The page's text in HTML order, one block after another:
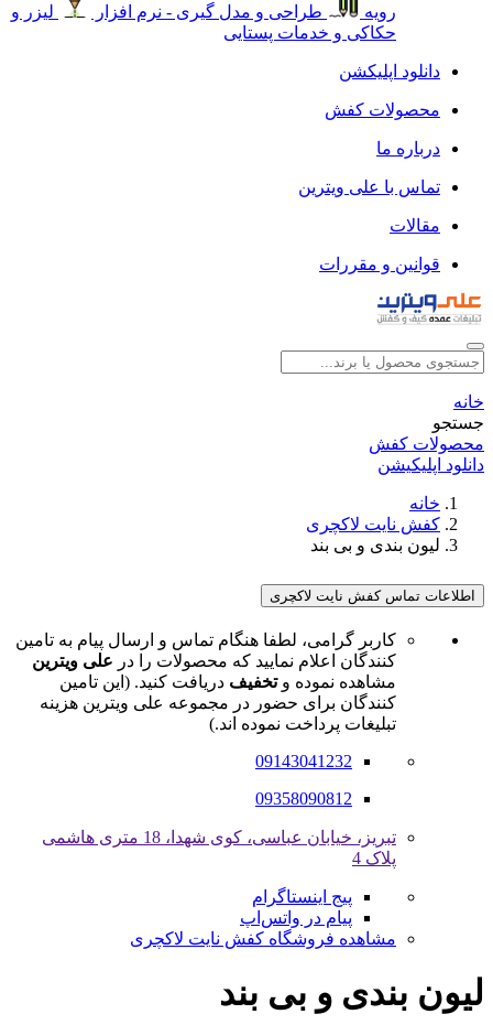
رویه
طراحی و مدل گیری - نرم افزار
لیزر و
حکاکی و خدمات پستایی
دانلود اپلیکشن
محصولات کفش
درباره ما
تماس با علی ویترین
مقالات
قوانین و مقررات
خانه
جستجو
محصولات کفش
دانلود اپلیکیشن
خانه
کفش نایت لاکچری
لیون بندی و بی بند
اطلاعات تماس کفش نایت لاکچری
کاربر گرامی، لطفا هنگام تماس و ارسال پیام به تامین
کنندگان اعلام نمایید که محصولات را در علی ویترین
مشاهده نموده وتخفیف دریافت کنید. (این تامین
کنندگان برای حضور در مجموعه علی ویترین هزینه
تبلیغات پرداخت نموده اند.)
09143041232
09358090812
تبریز، خیابان عباسی، کوی شهدا، 18 متری هاشمی
پلاک 4
پیج اینستاگرام
پیام در واتس‌اپ
مشاهده فروشگاه کفش نایت لاکچری
لیون بندی و بی بند